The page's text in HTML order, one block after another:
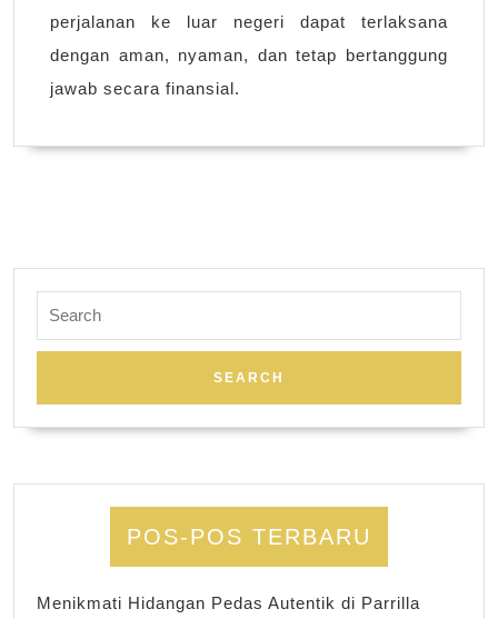
perjalanan ke luar negeri dapat terlaksana
dengan aman, nyaman, dan tetap bertanggung
jawab secara finansial.
for:
POS-POS TERBARU
Menikmati Hidangan Pedas Autentik di Parrilla